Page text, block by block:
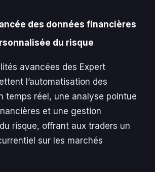
des données financières
du risque
avancées des Expert
l’automatisation des
temps réel, une analyse pointue
et une gestion
risque, offrant aux traders un
sur les marchés